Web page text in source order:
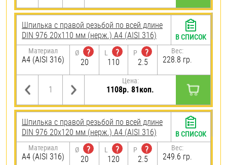
Шпилька с правой резьбой по всей длине
DIN 976 20х110 мм (нерж.) A4 (AISI 316)
Материал
A4 (AISI 316)
Ø
?
20
L
?
110
P
?
2.5
Вес:
228.8 гр.
Цена:
1108р. 81коп.
В СПИСОК
Шпилька с правой резьбой по всей длине
DIN 976 20х120 мм (нерж.) A4 (AISI 316)
Материал
A4 (AISI 316)
Ø
?
20
L
?
120
P
?
2.5
Вес:
249.6 гр.
В СПИСОК